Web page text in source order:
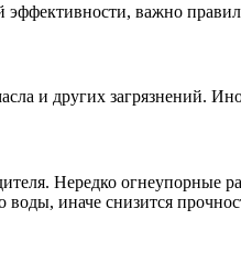
эффективности, важно
и других загрязнений.
Нередко огнеупорные
иначе снизится